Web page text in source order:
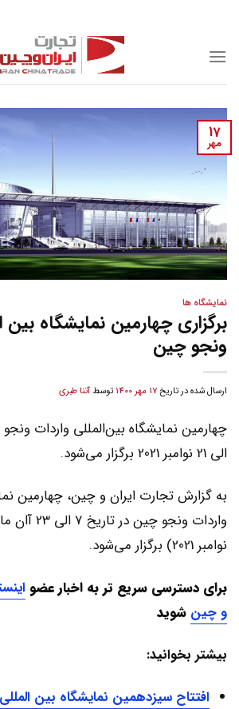
content
17
مهر
نمایشگاه ها
برگزاری چهارمین نمایشگاه بین
ونجو چین
ارسال شده در تاریخ17 مهر 1400 توسط آتنا طبری
الی 21 نوامبر 2021 برگزار می‌شود.
به گزارش تجارت ایران و چین، چهارمین
نوامبر 2021) برگزار می‌شود.
برای دسترسی سریع تر به اخبار عضو
و چین شوید
بیشتر بخوانید:
افتتاح سیزدهمین نمایشگاه بین